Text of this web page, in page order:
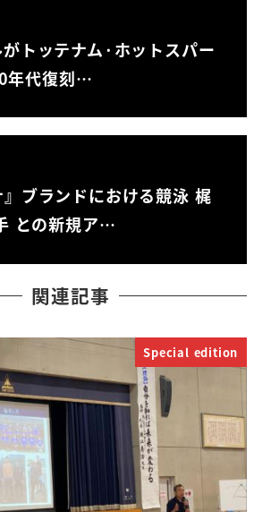
がトッテナム·ホットスパー
年代復刻…
』ブランドにおける競泳 梶
との新規ア…
関連記事
Special edition